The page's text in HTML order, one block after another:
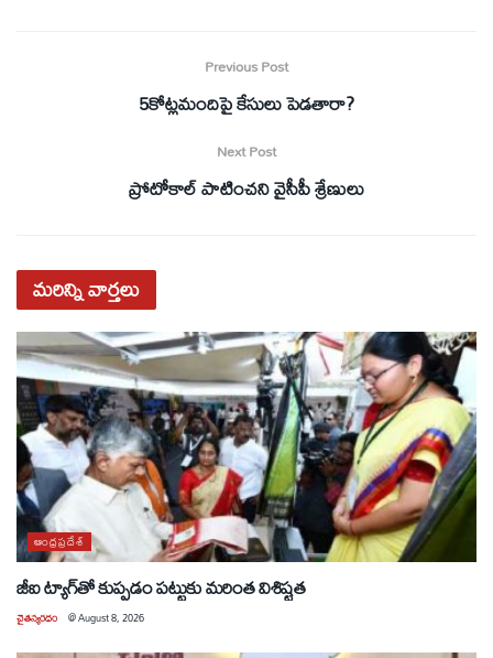
Previous Post
5కోట్లమందిపై కేసులు పెడతారా?
Next Post
ప్రోటోకాల్ పాటించని వైసీపీ శ్రేణులు
మరిన్నివార్తలు
ఆంధ్రప్రదేశ్
జీఐ ట్యాగ్‌తో కుప్పడం పట్టుకు మరింత విశిష్టత
చైతన్యరధం @August 8, 2026